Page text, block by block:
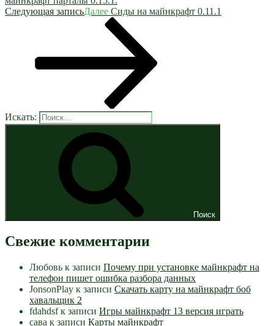
Следующая записьДалее Сиды на майнкрафт 0.11.1
Искать:
Поиск
Свежие комментарии
Любовь к записи Почему при установке майнкрафт на
телефон пишет ошибка разбора данных
JonsonPlay к записи Скачать карту на майнкрафт боб
хавальщик 2
fdahdsfк записи Игры майнкрафт 13 версия играть
сава к записи Карты майнкрафт